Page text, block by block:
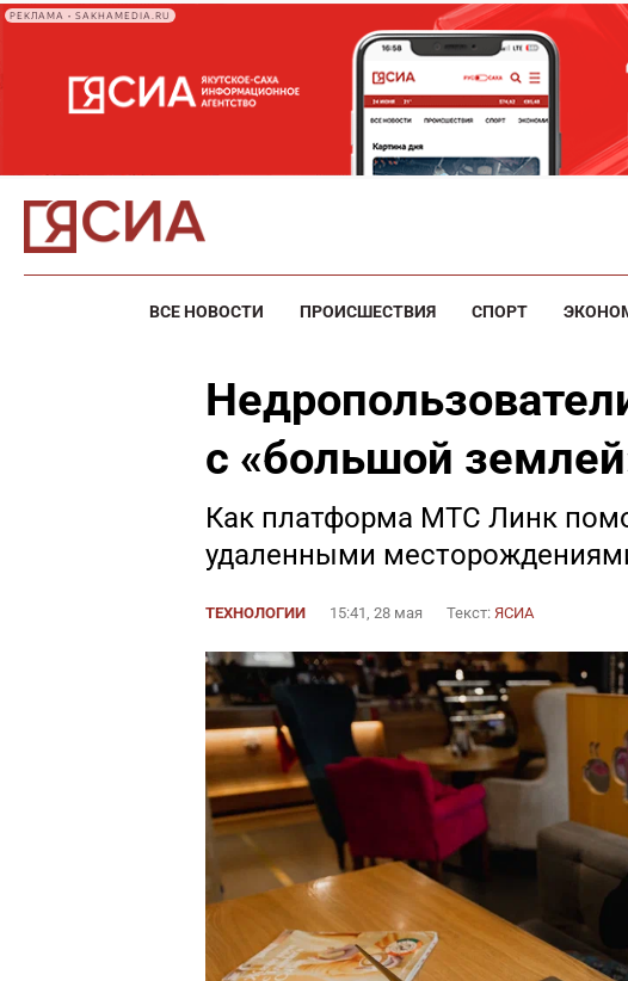
РЕКЛАМА • SAKHAMEDIA.RU
ВСЕ НОВОСТИ ПРОИСШЕСТВИЯ СПОРТ
с «большой
Как платформа МТС Линк
удаленными
ТЕХНОЛОГИИ 15:41, 28 мая Текст: ЯСИА